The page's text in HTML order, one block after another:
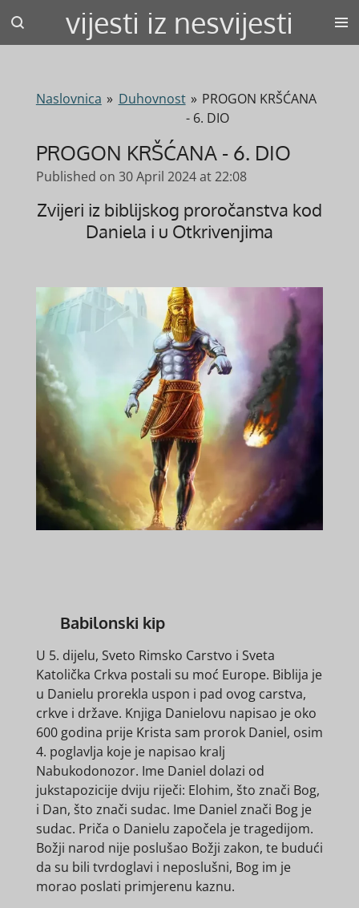
Skip
vijesti iz nesvijesti
Naslovnica » Duhovnost » PROGON KRŠĆANA
- 6. DIO
PROGON KRŠĆANA - 6. DIO
Published on 30 April 2024 at 22:08
Zvijeri iz biblijskog proročanstva kod
Daniela i u Otkrivenjima
Babilonski kip
U 5. dijelu, Sveto Rimsko Carstvo i Sveta
Katolička Crkva postali su moć Europe. Biblija je
u Danielu prorekla uspon i pad ovog carstva,
crkve i države. Knjiga Danielovu napisao je oko
600 godina prije Krista sam prorok Daniel, osim
4. poglavlja koje je napisao kralj
Nabukodonozor. Ime Daniel dolazi od
jukstapozicije dviju riječi: Elohim, što znači Bog,
i Dan, što znači sudac. Ime Daniel znači Bog je
sudac. Priča o Danielu započela je tragedijom.
Božji narod nije poslušao Božji zakon, te budući
da su bili tvrdoglavi i neposlušni, Bog im je
morao poslati primjerenu kaznu.